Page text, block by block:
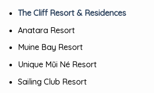
The Cliff Resort & Residences
Anatara Resort
Muine Bay Resort
Unique Mũi Né Resort
Sailing Club Resort